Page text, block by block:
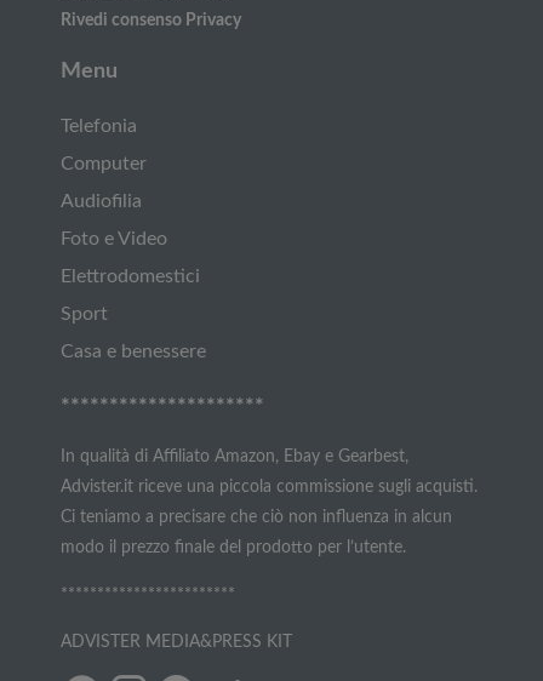
Rivedi consenso Privacy
Menu
Telefonia
Computer
Audiofilia
Foto e Video
Elettrodomestici
Sport
Casa e benessere
*********************
In qualità di Affiliato Amazon, Ebay e Gearbest,
Advister.it riceve una piccola commissione sugli acquisti.
Ci teniamo a precisare che ciò non influenza in alcun
modo il prezzo finale del prodotto per l’utente.
************************
ADVISTER MEDIA&PRESS KIT